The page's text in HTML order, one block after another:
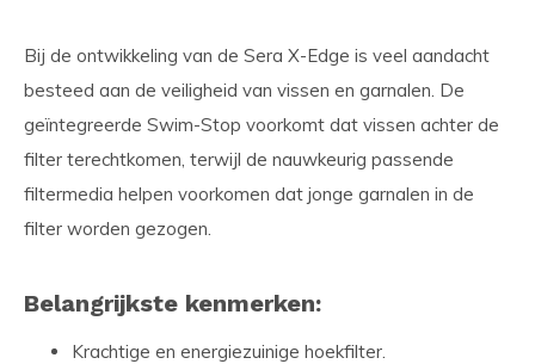
Bij de ontwikkeling van de Sera X-Edge is veel aandacht
besteed aan de veiligheid van vissen en garnalen. De
geïntegreerde Swim-Stop voorkomt dat vissen achter de
filter terechtkomen, terwijl de nauwkeurig passende
filtermedia helpen voorkomen dat jonge garnalen in de
filter worden gezogen.
Belangrijkste kenmerken:
Krachtige en energiezuinige hoekfilter.